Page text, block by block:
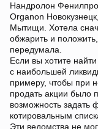
Нандролон
Organon
Мытищи. Хотела
обжарить и
передумала.
Если вы хотите
с наибольшей
примеру, чтобы при
продать акции было
возможность задать
котировальным
Эти ведомства не